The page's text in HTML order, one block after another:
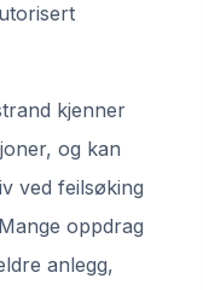
kjenner
og kan
ved feilsøking
oppdrag
anlegg,